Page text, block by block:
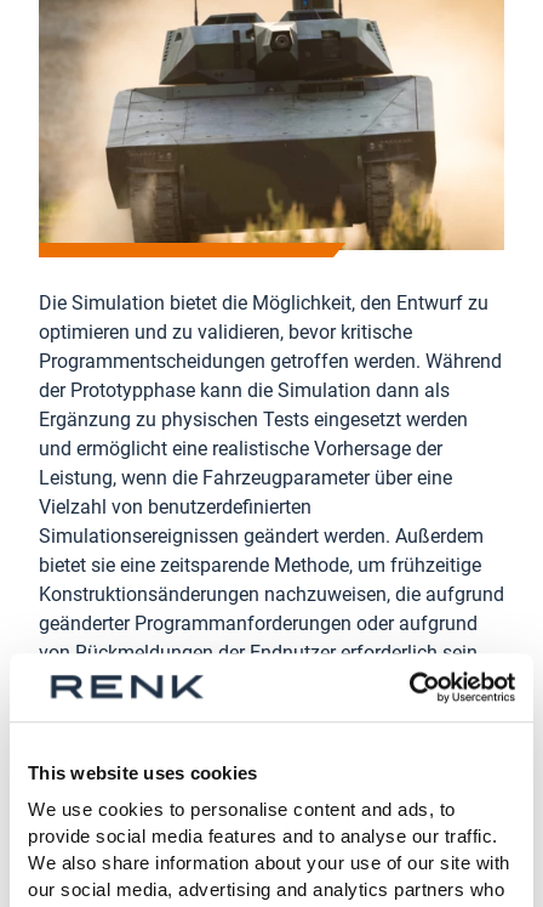
This website uses cookies
We use cookies to personalise content and ads, to
provide social media features and to analyse our traffic.
We also share information about your use of our site with
our social media, advertising and analytics partners who
Die Simulation bietet die Möglichkeit, den Entwurf zu
optimieren und zu validieren, bevor kritische
Programmentscheidungen getroffen werden. Während
der Prototypphase kann die Simulation dann als
Ergänzung zu physischen Tests eingesetzt werden
und ermöglicht eine realistische Vorhersage der
Leistung, wenn die Fahrzeugparameter über eine
Vielzahl von benutzerdefinierten
Simulationsereignissen geändert werden. Außerdem
bietet sie eine zeitsparende Methode, um frühzeitige
Konstruktionsänderungen nachzuweisen, die aufgrund
geänderter Programmanforderungen oder aufgrund
von Rückmeldungen der Endnutzer erforderlich sein
könnten.